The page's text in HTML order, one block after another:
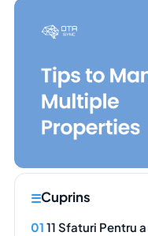
Cuprins
11 Sfaturi Pentru